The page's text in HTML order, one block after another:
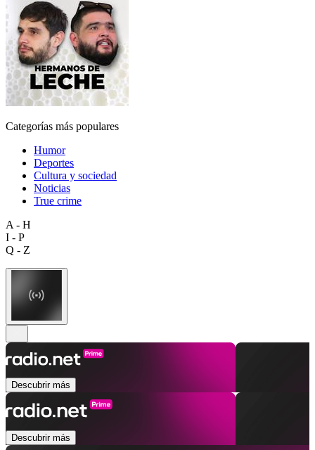
Categorías más populares
Humor
Deportes
Cultura y sociedad
Noticias
True crime
A - H
I - P
Q - Z
Descubrir más
Descubrir más